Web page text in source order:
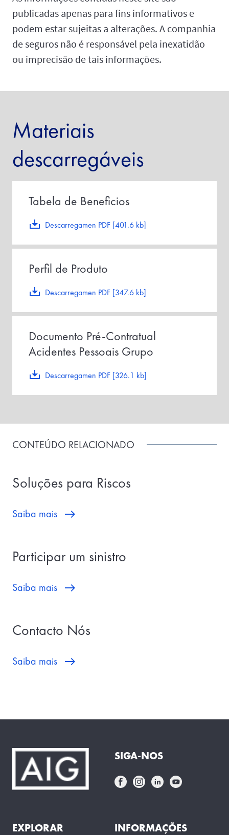
publicadas apenas para fins informativos e
podem estar sujeitas a alterações. A companhia
de seguros não é responsável pela inexatidão
ou imprecisão de tais informações.
Materiais
descarregáveis
Descarregamen PDF [401.6 kb]
Tabela de Beneficios
Descarregamen PDF [347.6 kb]
Perfil de Produto
Descarregamen PDF [326.1 kb]
Documento Pré-Contratual
Acidentes Pessoais Grupo
CONTEÚDO RELACIONADO
Soluções para Riscos
Saiba mais
Participar um sinistro
Saiba mais
Contacto Nós
Saiba mais
SIGA-NOS
EXPLORAR
INFORMAÇÕES